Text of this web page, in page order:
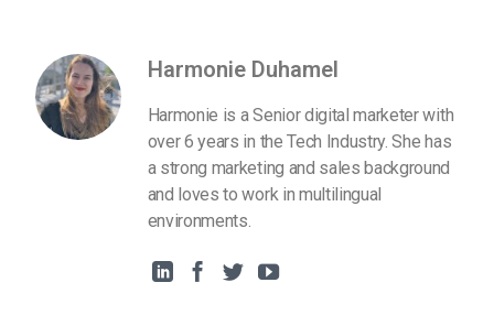
Harmonie Duhamel
Harmonie is a Senior digital marketer with
over 6 years in the Tech Industry. She has
a strong marketing and sales background
and loves to work in multilingual
environments.